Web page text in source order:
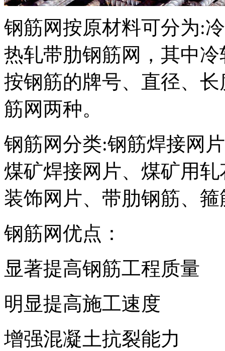
钢筋网按原材料可分为:
热轧带肋钢筋网，其中
按钢筋的牌号、直径、
筋网两种。
钢筋网分类:钢筋焊接网
煤矿焊接网片、煤矿用
装饰网片、带肋钢筋、
钢筋网优点：
显著提高钢筋工程质量
明显提高施工速度
增强混凝土抗裂能力